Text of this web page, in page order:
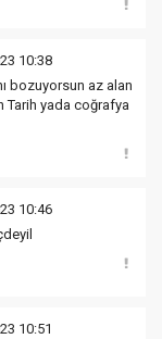
10:38
bozuyorsun az alan
Tarih yada coğrafya
10:46
10:51